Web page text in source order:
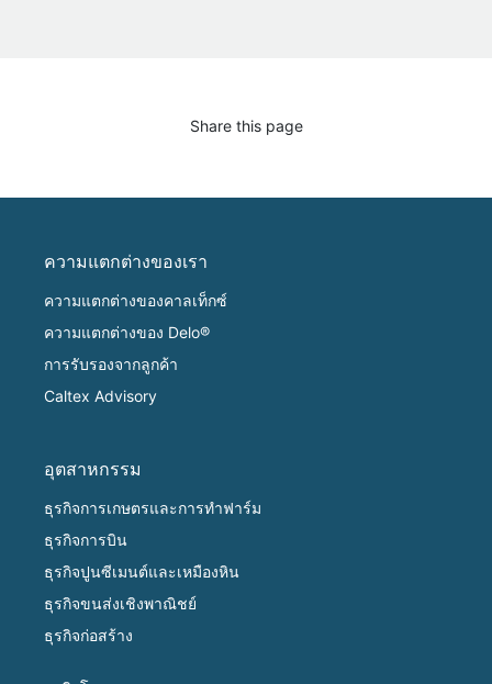
Share this page
ความแตกต่างของเรา
ความแตกต่างของคาลเท็กซ์
ความแตกต่างของ Delo®
การรับรองจากลูกค้า
Caltex Advisory
อุตสาหกรรม
ธุรกิจการเกษตรและการทำฟาร์ม
ธุรกิจการบิน
ธุรกิจปูนซีเมนต์และเหมืองหิน
ธุรกิจขนส่งเชิงพาณิชย์
ธุรกิจก่อสร้าง